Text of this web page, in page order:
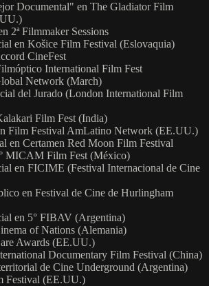
Documental" en The Gladiator Film
2ª Filmmaker Sessions
en Košice Film Festival (Eslovaquia)
CineFest
International Film Fest
Network (March)
del Jurado (London International Film
Film Fest (India)
Film Festival AmLatino Network (EE.UU.)
en Certamen Red Moon Film Festival
MICAM Film Fest (México)
en FICIME (Festival Internacional de Cine
en Festival de Cine de Hurlingham
en 5° FIBAV (Argentina)
of Nations (Alemania)
Awards (EE.UU.)
Documentary Film Festival (China)
de Cine Underground (Argentina)
Festival (EE.UU.)